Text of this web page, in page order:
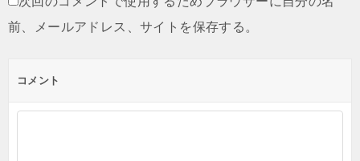
前、メールアドレス、サイトを保存する。
コメント